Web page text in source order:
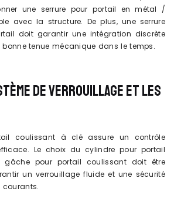
une serrure pour portail en métal /
avec la structure. De plus, une serrure
doit garantir une intégration discrète
tenue mécanique dans le temps.
DE VERROUILLAGE ET LES
coulissant à clé assure un contrôle
Le choix du cylindre pour portail
pour portail coulissant doit être
un verrouillage fluide et une sécurité